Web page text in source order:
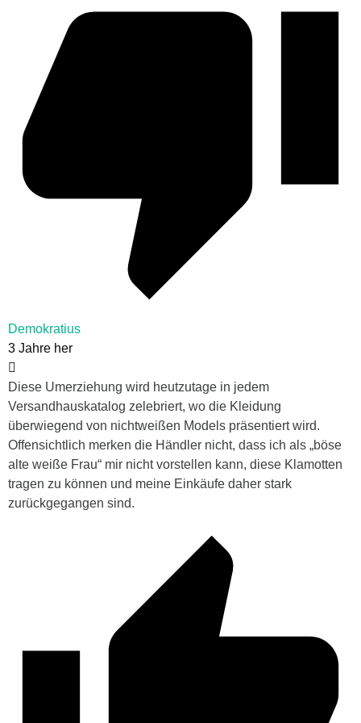
Demokratius
3 Jahre her
Diese Umerziehung wird heutzutage in jedem
Versandhauskatalog zelebriert, wo die Kleidung
überwiegend von nichtweißen Models präsentiert wird.
Offensichtlich merken die Händler nicht, dass ich als „böse
alte weiße Frau“ mir nicht vorstellen kann, diese Klamotten
tragen zu können und meine Einkäufe daher stark
zurückgegangen sind.